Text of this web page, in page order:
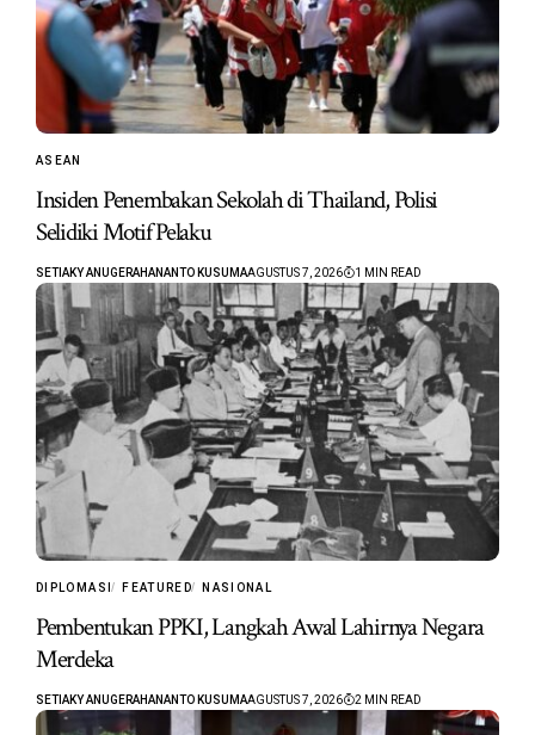
ASEAN
Insiden Penembakan Sekolah di Thailand, Polisi
Selidiki Motif Pelaku
SETIAKY ANUGERAHANANTO KUSUMAAGUSTUS 7, 2026 1 MIN READ
DIPLOMASI FEATURED NASIONAL
Pembentukan PPKI, Langkah Awal Lahirnya Negara
Merdeka
SETIAKY ANUGERAHANANTO KUSUMAAGUSTUS 7, 2026 2 MIN READ